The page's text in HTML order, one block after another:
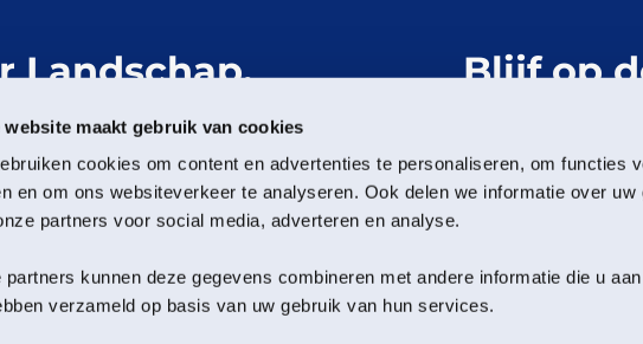
website maakt gebruik van cookies
cookies om content en advertenties te personaliseren, om functies
en om ons websiteverkeer te analyseren. Ook delen we informatie over
partners voor social media, adverteren en analyse.
partners kunnen deze gegevens combineren met andere informatie die u
verzameld op basis van uw gebruik van hun services.
Landschap.
Blijf op
Het
Meld je aan voor
Volg ons